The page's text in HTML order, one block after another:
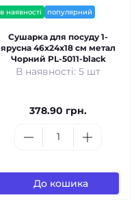
в наявності популярний
Сушарка для посуду 1-
ярусна 46x24x18 см метал
Чорний PL-5011-black
В наявності: 5 шт
378.90 грн.
До кошика